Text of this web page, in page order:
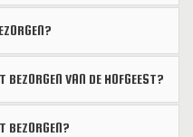
BEZORGEN VAN DE HOFGEEST?
BEZORGEN?